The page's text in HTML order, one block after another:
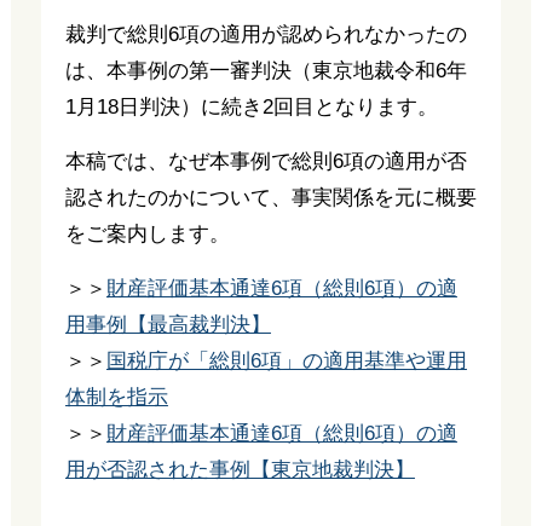
裁判で総則6項の適用が認められなかったの
は、本事例の第一審判決（東京地裁令和6年
1月18日判決）に続き2回目となります。
本稿では、なぜ本事例で総則6項の適用が否
認されたのかについて、事実関係を元に概要
をご案内します。
＞＞ 財産評価基本通達6項（総則6項）の適
用事例【最高裁判決】
＞＞ 国税庁が「総則6項」の適用基準や運用
体制を指示
＞＞ 財産評価基本通達6項（総則6項）の適
用が否認された事例【東京地裁判決】